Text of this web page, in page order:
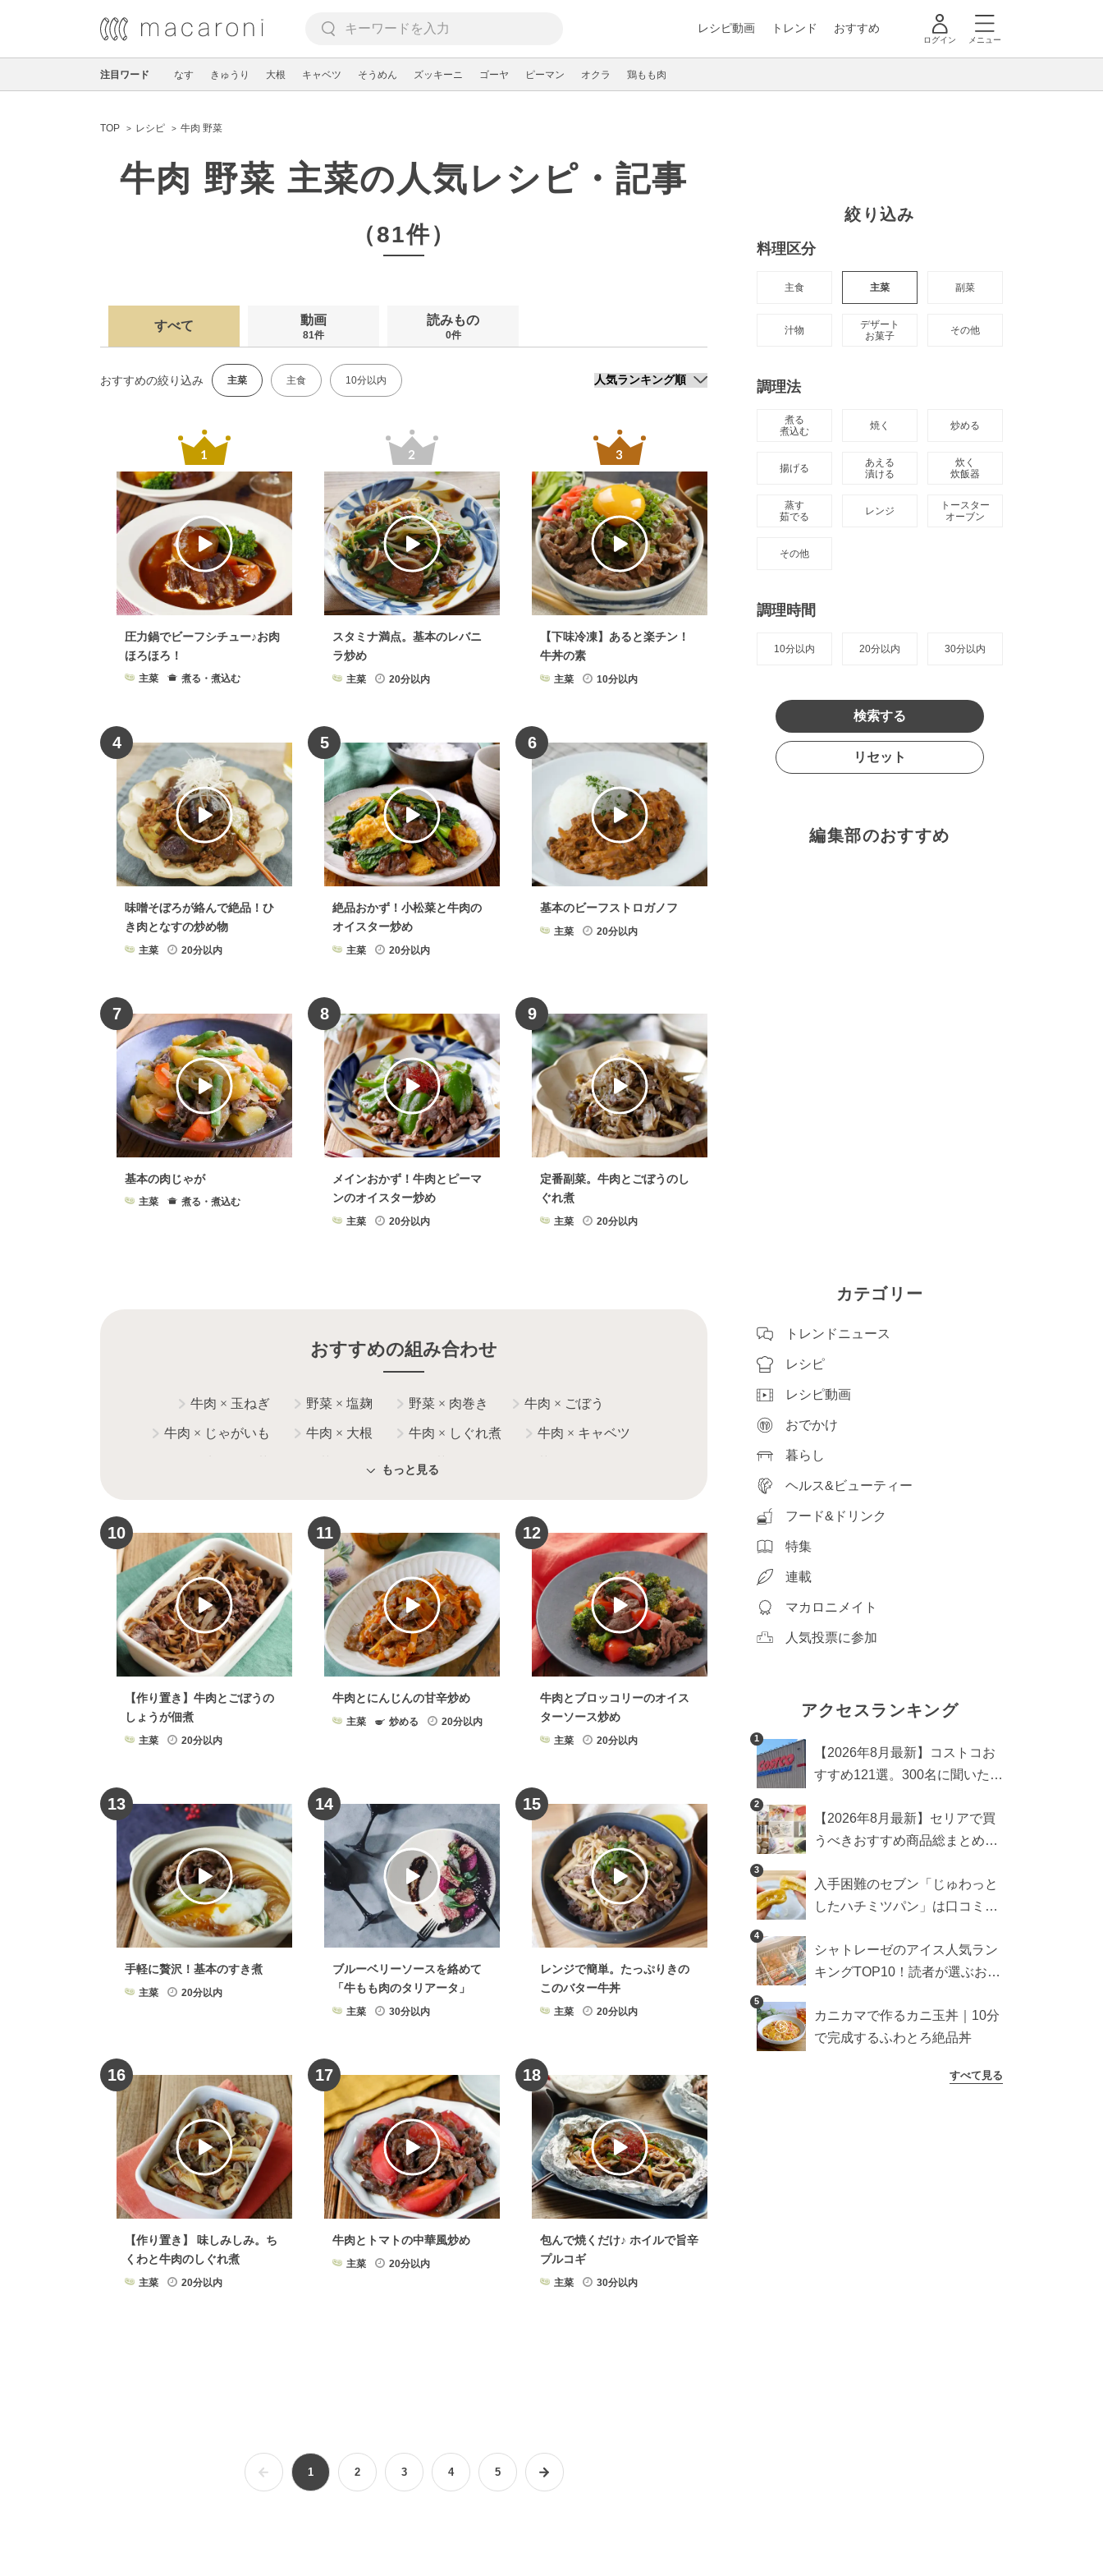
レシピ動画 トレンド おすすめ
ログイン メニュー
注目ワード なす きゅうり 大根 キャベツ そうめん ズッキーニ ゴーヤ ピーマン オクラ 鶏もも肉
TOP レシピ 牛肉 野菜
牛肉 野菜 主菜の人気レシピ・記事
（81件）
すべて 動画
81件
読みもの
0件
おすすめの絞り込み 主菜 主食 10分以内
圧力鍋でビーフシチュー♪お肉
ほろほろ！
主菜 煮る・煮込む
スタミナ満点。基本のレバニ
ラ炒め
主菜 20分以内
【下味冷凍】あると楽チン！
牛丼の素
主菜 10分以内
4
味噌そぼろが絡んで絶品！ひ
き肉となすの炒め物
主菜 20分以内
5
絶品おかず！小松菜と牛肉の
オイスター炒め
主菜 20分以内
6
基本のビーフストロガノフ
主菜 20分以内
7
基本の肉じゃが
主菜 煮る・煮込む
8
メインおかず！牛肉とピーマ
ンのオイスター炒め
主菜 20分以内
9
定番副菜。牛肉とごぼうのし
ぐれ煮
主菜 20分以内
おすすめの組み合わせ
牛肉 × 玉ねぎ 野菜 × 塩麹 野菜 × 肉巻き 牛肉 × ごぼう
牛肉 × じゃがいも 牛肉 × 大根 牛肉 × しぐれ煮 牛肉 × キャベツ
野菜
牛肉×豆腐 野菜×
牛肉×卵 野菜×マリネ 野菜×鶏もも肉 野菜×魚
牛肉×ハンバーグ 野菜×煮物 野菜× 野菜 ケーキ
野菜×ポタージュ 野菜 × 素揚げ 野菜×パン 野菜 ピクルス
野菜× かき揚げ 野菜×コロッケ 野菜 ×寿司
野菜× しゃぶしゃぶ 野菜×サンドイッチ 牛肉 ×圧力鍋レシピ
野菜×クッキー 野菜×ふりかけ 野菜× 牛肉×豚肉
野菜 × ドレッシング
スープ・汁物・シチュー 牛乳
牛肉 レトルト・インスタント食品・缶詰 牛肉× スパイス・香辛料
牛肉×献立 牛肉 ワンパン・フライパンレシピ 牛肉× カレー粉
牛肉× ワイン
もっと見る
10
【作り置き】牛肉とごぼうの
しょうが佃煮
主菜 20分以内
11
牛肉とにんじんの甘辛炒め
主菜 炒める 20分以内
12
牛肉とブロッコリーのオイス
ターソース炒め
主菜 20分以内
13
手軽に贅沢！基本のすき煮
主菜 20分以内
14
ブルーベリーソースを絡めて
「牛もも肉のタリアータ」
主菜 30分以内
15
レンジで簡単。たっぷりきの
このバター牛丼
主菜 20分以内
16
【作り置き】 味しみしみ。ち
くわと牛肉のしぐれ煮
主菜 20分以内
17
牛肉とトマトの中華風炒め
主菜 20分以内
18
包んで焼くだけ♪ ホイルで旨辛
プルコギ
主菜 30分以内
1 2 3 4 5
絞り込み
料理区分
主食 主菜 副菜
汁物
デザート
お菓子
その他
調理法
煮る
煮込む
焼く 炒める
揚げる
あえる
漬ける
炊く
炊飯器
蒸す
茹でる
レンジ
トースター
オーブン
その他
調理時間
10分以内 20分以内 30分以内
検索する
リセット
編集部のおすすめ
カテゴリー
トレンドニュース
レシピ
レシピ動画
おでかけ
暮らし
ヘルス&ビューティー
フード&ドリンク
特集
連載
マカロニメイト
人気投票に参加
アクセスランキング
1
【2026年8月最新】コストコお
すすめ121選。300名に聞いた買
め商品も
2
【2026年8月最新】セリアで買
うべきおすすめ商品総まとめ。
3
入手困難のセブン「じゅわっと
したハチミツパン」は口コミ通
検証
4
シャトレーゼのアイス人気ラン
キングTOP10！読者が選ぶおす
5
カニカマで作るカニ玉丼｜10分
で完成するふわとろ絶品丼
すべて見る